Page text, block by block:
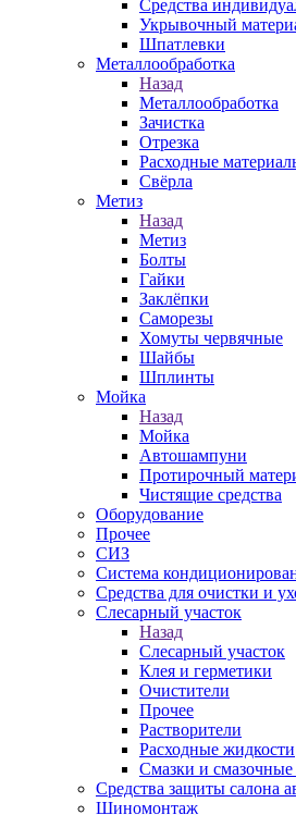
Средства
Укрывочный
Шпатлевки
Металлообработка
Назад
Металлообработка
Зачистка
Отрезка
Расходные
Свёрла
Метиз
Назад
Метиз
Болты
Гайки
Заклёпки
Саморезы
Хомуты червячные
Шайбы
Шплинты
Мойка
Назад
Мойка
Автошампуни
Протирочный
Чистящие средства
Оборудование
Прочее
СИЗ
Система
Средства для очистки и
Слесарный участок
Назад
Слесарный участок
Клея и герметики
Очистители
Прочее
Растворители
Расходные жидкости
Смазки и
Средства защиты салона
Шиномонтаж